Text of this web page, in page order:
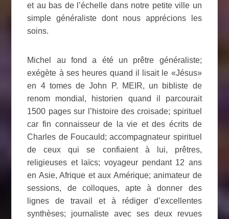
et au bas de l’échelle dans notre petite ville un
simple généraliste dont nous apprécions les
soins.
Michel au fond a été un prêtre généraliste;
exégète à ses heures quand il lisait le «Jésus»
en 4 tomes de John P. MEIR, un bibliste de
renom mondial, historien quand il parcourait
1500 pages sur l’histoire des croisade; spirituel
car fin connaisseur de la vie et des écrits de
Charles de Foucauld; accompagnateur spirituel
de ceux qui se confiaient à lui, prêtres,
religieuses et laïcs; voyageur pendant 12 ans
en Asie, Afrique et aux Amérique; animateur de
sessions, de colloques, apte à donner des
lignes de travail et à rédiger d’excellentes
synthèses; journaliste avec ses deux revues